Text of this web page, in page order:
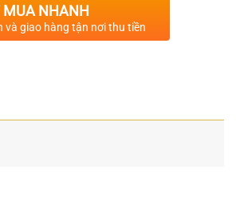
NHANH
và giao hàng tận nơi thu tiền